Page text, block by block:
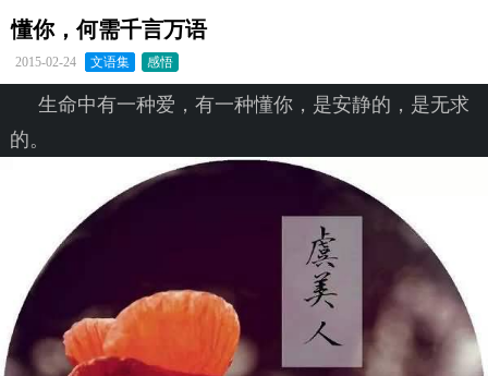
懂你，何需千言万语
2015-02-24 文语集 感悟
生命中有一种爱，有一种懂你，是安静的，是无求
的。